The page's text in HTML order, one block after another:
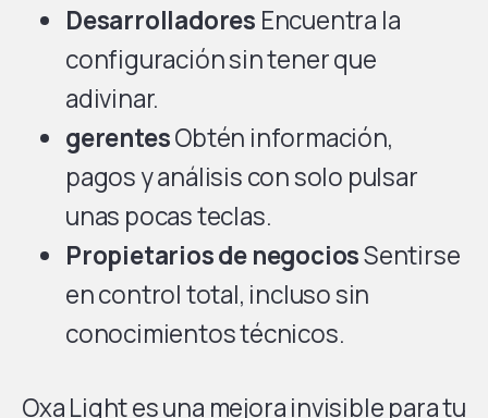
Desarrolladores Encuentra la
configuración sin tener que
adivinar.
gerentesObtén información,
pagos y análisis con solo pulsar
unas pocas teclas.
Propietarios de negociosSentirse
en control total, incluso sin
conocimientos técnicos.
Oxa Light es una mejora invisible para tu